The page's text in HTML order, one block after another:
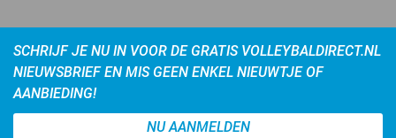
SCHRIJF JE NU IN VOOR DE GRATIS VOLLEYBALDIRECT.NL
NIEUWSBRIEF EN MIS GEEN ENKEL NIEUWTJE OF
AANBIEDING!
NU AANMELDEN